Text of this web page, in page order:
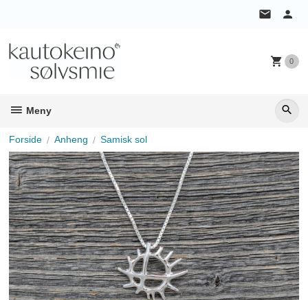
0
Meny
Forside Anheng Samisk sol